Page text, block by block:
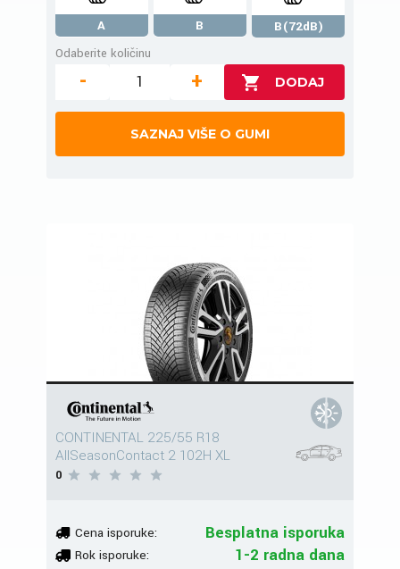
A B
B(72dB)
Odaberite količinu
- +
SAZNAJ VIŠE O GUMI
CONTINENTAL 225/55 R18
AllSeasonContact 2 102H XL
0
Cena isporuke: Besplatna isporuka
Rok isporuke: 1-2 radna dana